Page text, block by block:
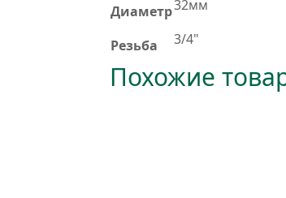
Диаметр32мм
Резьба 3/4"
Похожие